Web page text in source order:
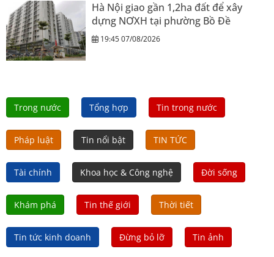
Hà Nội giao gần 1,2ha đất để xây
dựng NƠXH tại phường Bồ Đề
19:45 07/08/2026
Trong nước Tổng hợp Tin trong nước
Pháp luật Tin nổi bật TIN TỨC
Tài chính Khoa học & Công nghệ Đời sống
Khám phá Tin thế giới Thời tiết
Tin tức kinh doanh Đừng bỏ lỡ Tin ảnh